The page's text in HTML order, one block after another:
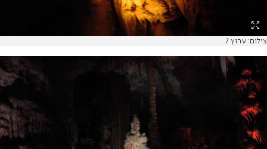
צילום: ערוץ 7